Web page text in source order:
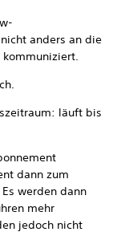
anders an die
läuft bis
dann zum
werden dann
mehr
jedoch nicht